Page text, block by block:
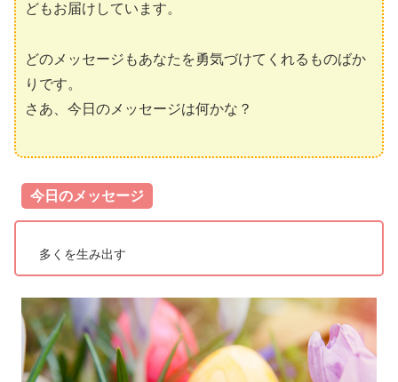
どもお届けしています。
どのメッセージもあなたを勇気づけてくれるものばか
りです。
さあ、今日のメッセージは何かな？
今日のメッセージ
多くを生み出す